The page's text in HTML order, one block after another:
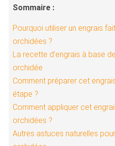
Sommaire :
Pourquoi utiliser un engrais
orchidées ?
La recette d’engrais à base
orchidée
Comment préparer cet
étape ?
Comment appliquer cet
orchidées ?
Autres astuces naturelles